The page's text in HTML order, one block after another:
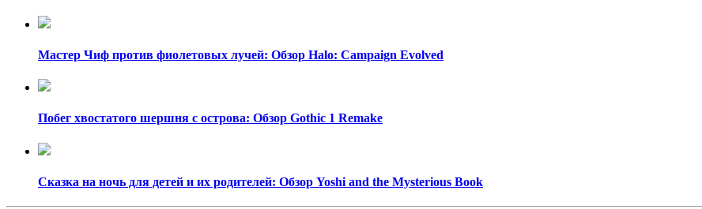
Мастер Чиф против фиолетовых лучей: Обзор Halo: Campaign Evolved
Побег хвостатого шершня с острова: Обзор Gothic 1 Remake
Сказка на ночь для детей и их родителей: Обзор Yoshi and the Mysterious Book